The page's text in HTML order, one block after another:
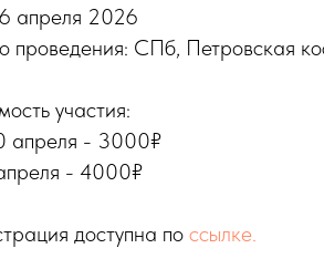
апреля 2026
проведения: СПб, Петровская
участия:
апреля - 3000₽
- 4000₽
доступна по ссылке.